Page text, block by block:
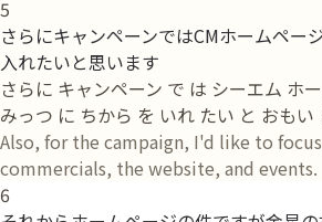
5
さらにキャンペーンではCMホームペー
入れたいと思います
さらに キャンペーン で は シーエム ホ
みっつ に ちから を いれ たい と おもい
Also, for the campaign, I'd like to
commercials, the website, and events.
6